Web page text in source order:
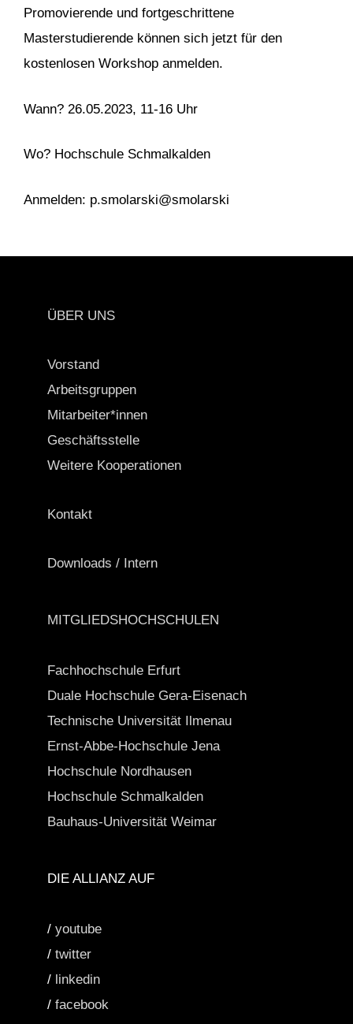
Promovierende und fortgeschrittene
Masterstudierende können sich jetzt für den
kostenlosen Workshop anmelden.
Wann? 26.05.2023, 11-16 Uhr
Wo? Hochschule Schmalkalden
Anmelden: p.smolarski@smolarski
ÜBER UNS
Vorstand
Arbeitsgruppen
Mitarbeiter*innen
Geschäftsstelle
Weitere Kooperationen
Kontakt
Downloads / Intern
MITGLIEDSHOCHSCHULEN
Fachhochschule Erfurt
Duale Hochschule Gera-Eisenach
Technische Universität Ilmenau
Ernst-Abbe-Hochschule Jena
Hochschule Nordhausen
Hochschule Schmalkalden
Bauhaus-Universität Weimar
DIE ALLIANZ AUF
/ youtube
/ twitter
/ linkedin
/ facebook